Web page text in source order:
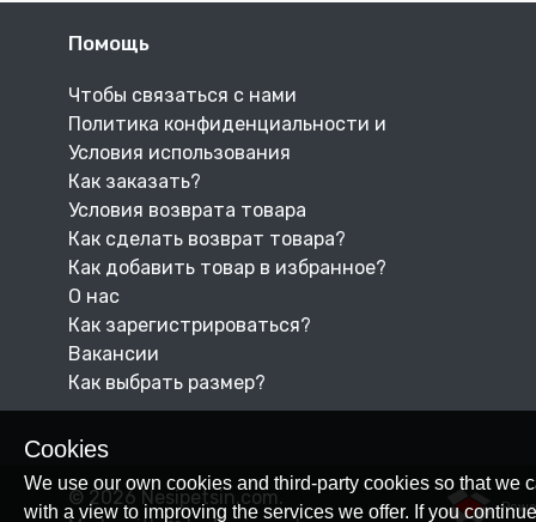
Cookies
We use our own cookies and third-party cookies so that we
with a view to improving the services we offer. If you
Помощь
Чтобы связаться с нами
Политика конфиденциальности и
Условия использования
Как заказать?
Условия возврата товара
Как сделать возврат товара?
Как добавить товар в избранное?
О нас
Как зарегистрироваться?
Вакансии
Как выбрать размер?
© 2026 Nesipetsin.com.